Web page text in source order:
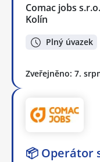
Comac jobs s.r.o.
Kolín
Plný úvazek
Zveřejněno: 7.
📦 Operátor